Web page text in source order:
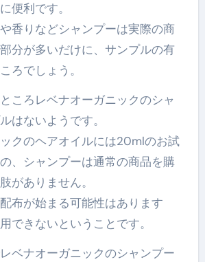
便利です。
香りなどシャンプーは実際の商
分が多いだけに、サンプルの有
ろでしょう。
ころレベナオーガニックのシャ
はないようです。
クのヘアオイルには20mlのお試
、シャンプーは通常の商品を購
がありません。
布が始まる可能性はあります
できないということです。
ベナオーガニックのシャンプー